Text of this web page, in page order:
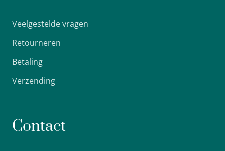
Veelgestelde vragen
Retourneren
Betaling
Verzending
Contact